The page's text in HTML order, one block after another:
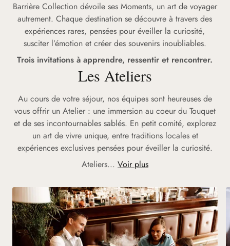
Barrière Collection dévoile ses Moments, un art de voyager
autrement. Chaque destination se découvre à travers des
expériences rares, pensées pour éveiller la curiosité,
susciter l’émotion et créer des souvenirs inoubliables.
Trois invitations à apprendre, ressentir et rencontrer.
Les Ateliers
Au cours de votre séjour, nos équipes sont heureuses de
vous offrir un Atelier : une immersion au coeur du Touquet
et de ses incontournables sablés. En petit comité, explorez
un art de vivre unique, entre traditions locales et
expériences exclusives pensées pour éveiller la curiosité.
Ateliers... Voir plus